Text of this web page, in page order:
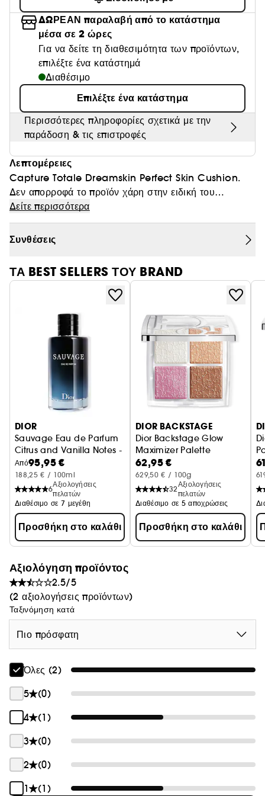
ΘαμπάδαΔΩΡΕΑΝ παραλαβή από το κατάστημα
μέσα σε 2 ώρες
Για να δείτε τη διαθεσιμότητα των προϊόντων,
επιλέξτε ένα κατάστημά
Διαθέσιμο
Επιλέξτε ένα κατάστημα
Περισσότερες πληροφορίες σχετικά με την
παράδοση & τις επιστροφές
Λεπτομέρειες
Capture Totale Dreamskin Perfect Skin Cushion.
Δεν απορροφά το προϊόν χάρη στην ειδική του
σύνθεση και απλώνει την σωστή δόση προϊόντος στο
δέρμα σας. Η συσκευασία περιλαμβάνει 2 τεμάχια.
Δείτε περισσότερα
Συνθέσεις
ΤΑ BEST SELLERS ΤΟΥ BRAND
DIOR
Sauvage Eau de Parfum
Citrus and Vanilla Notes - Refillable Bottle
Από95,95 €
188,25 € / 100ml
6
Αξιολογήσεις
πελατών
Διαθέσιμο σε 7 μεγέθη
Προσθήκη στο καλάθι
DIOR BACKSTAGE
Dior Backstage Glow
Maximizer Palette
Multi-Use Highlighter & Blush
62,95 €
629,50 € / 100g
32
Αξιολογήσεις
πελατών
Διαθέσιμο σε 5 αποχρώσεις
Προσθήκη στο καλάθι
Αξιολόγηση προϊόντος
2.5/5
(2 αξιολογήσεις προϊόντων)
Ταξινόμηση κατά
Πιο πρόσφατη
Όλες (2)
5
(0)
4
(1)
3
(0)
2
(0)
1
(1)